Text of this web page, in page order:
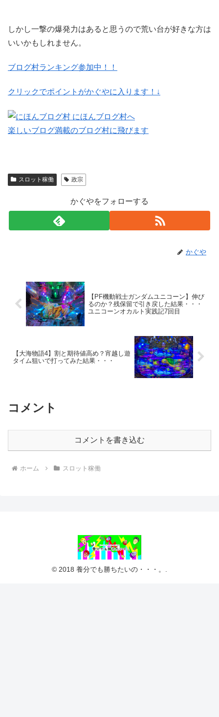
しかし一撃の爆発力はあると思うので荒い台が好きな方は
いいかもしれません。
ブログ村ランキング参加中！！
クリックでポイントがかぐやに入ります！↓
楽しいブログ満載のブログ村に飛びます
スロット稼働 政宗
かぐやをフォローする
かぐや
【PF機動戦士ガンダムユニコーン】伸び
るのか？残保留で引き戻した結果・・・
ユニコーンオカルト実践記7回目
【大海物語4】割と期待値高め？宵越し遊
タイム狙いで打ってみた結果・・・
コメント
コメントを書き込む
ホーム スロット稼働
© 2018 養分でも勝ちたいの・・・。.